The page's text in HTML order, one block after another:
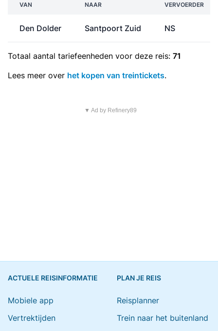
VAN NAAR VERVOERDER
Den Dolder Santpoort Zuid NS
Totaal aantal tariefeenheden voor deze reis: 71
Lees meer over het kopen van treintickets.
▼ Ad by Refinery89
ACTUELE REISINFORMATIE
Mobiele app
Vertrektijden
PLAN JE REIS
Reisplanner
Trein naar het buitenland